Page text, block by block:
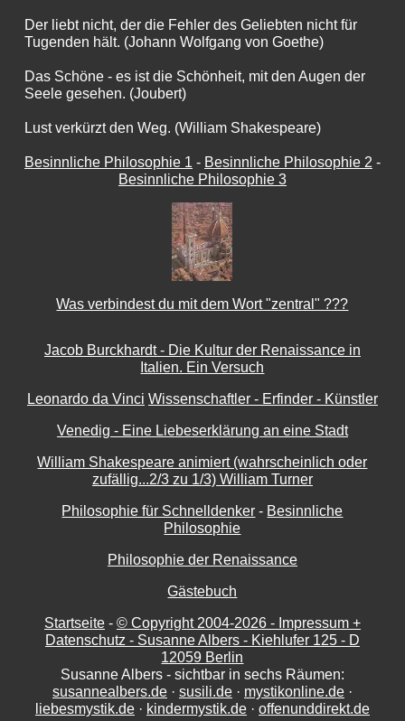
Der liebt nicht, der die Fehler des Geliebten nicht für
Tugenden hält. (Johann Wolfgang von Goethe)
Das Schöne - es ist die Schönheit, mit den Augen der
Seele gesehen. (Joubert)
Lust verkürzt den Weg. (William Shakespeare)
Besinnliche Philosophie 1- Besinnliche Philosophie 2 -
Besinnliche Philosophie 3
Was verbindest du mit dem Wort "zentral" ???
Jacob Burckhardt - Die Kultur der Renaissance in
Italien. Ein Versuch
Leonardo da Vinci Wissenschaftler - Erfinder - Künstler
Venedig - Eine Liebeserklärung an eine Stadt
William Shakespeare animiert (wahrscheinlich oder
zufällig...2/3 zu 1/3) William Turner
Philosophie für Schnelldenker - Besinnliche
Philosophie
Philosophie der Renaissance
Gästebuch
Startseite- © Copyright 2004-2026 - Impressum +
Datenschutz - Susanne Albers - Kiehlufer 125 - D
12059 Berlin
Susanne Albers - sichtbar in sechs Räumen:
susannealbers.de· susili.de· mystikonline.de·
liebesmystik.de· kindermystik.de· offenunddirekt.de